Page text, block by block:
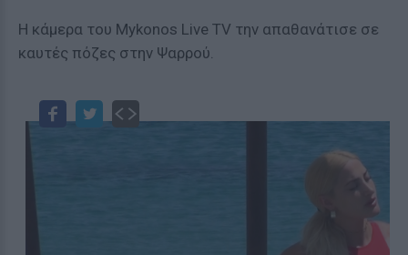
Η κάμερα του Mykonos Live TV την απαθανάτισε σε
καυτές πόζες στην Ψαρρού.